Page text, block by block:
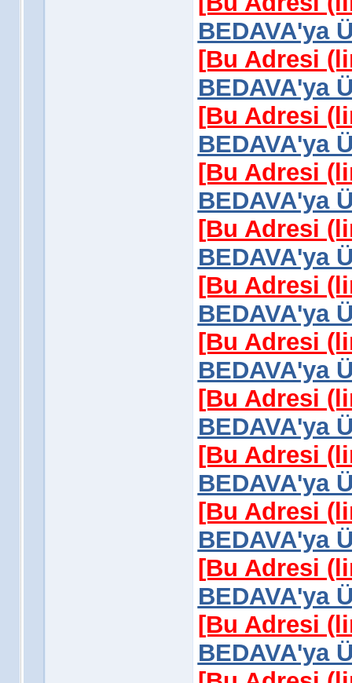
BEDAVA'ya
[Bu Adresi
BEDAVA'ya
[Bu Adresi
BEDAVA'ya
[Bu Adresi
BEDAVA'ya
[Bu Adresi
BEDAVA'ya
[Bu Adresi
BEDAVA'ya
[Bu Adresi
BEDAVA'ya
[Bu Adresi
BEDAVA'ya
[Bu Adresi
BEDAVA'ya
[Bu Adresi
BEDAVA'ya
[Bu Adresi
BEDAVA'ya
[Bu Adresi
BEDAVA'ya